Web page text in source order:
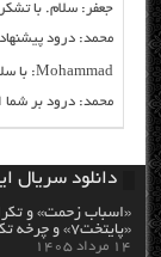
جعفر: سلام. با
محمد: درود
Mohammad: با سلام لطفا سریال جومونگ را بدون سانس...
محمد: درود بر
دانلود سریال
«اسباب زحمت» و
«پایتخت۷» و چرخه تکرار
۱۴ مرداد ۱۴۰۵